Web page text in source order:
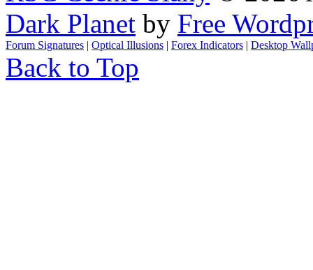
Dark Planet by Free
Forum Signatures | Optical Illusions | Forex Indicators | Desktop
Back to Top